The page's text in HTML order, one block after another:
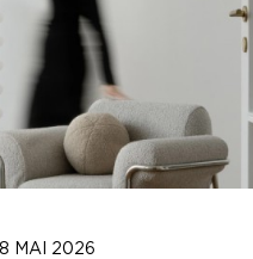
8 MAI 2026